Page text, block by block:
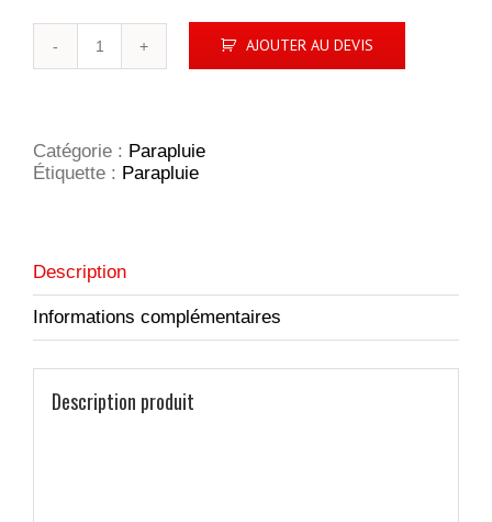
AJOUTER AU DEVIS
Catégorie : Parapluie
Étiquette : Parapluie
Description
Informations complémentaires
Description produit